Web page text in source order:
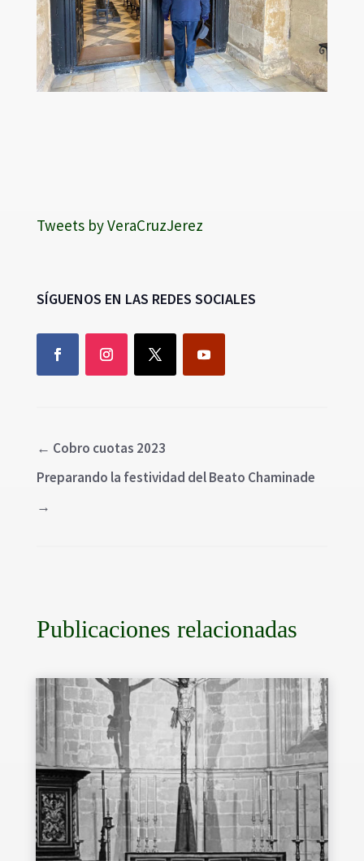
Tweets by VeraCruzJerez
SÍGUENOS EN LAS REDES SOCIALES
← Cobro cuotas 2023
Preparando la festividad del Beato Chaminade
→
Publicaciones relacionadas